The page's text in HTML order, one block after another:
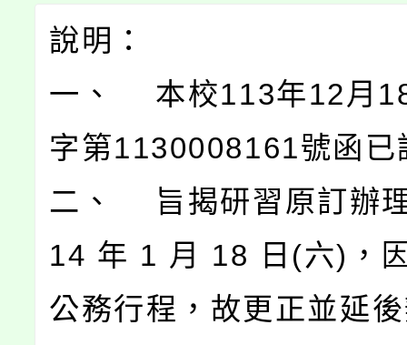
說明：
一、 本校113年12月
字第1130008161號函已
二、 旨揭研習原訂辦
14 年 1 月 18 日(六)，
公務行程，故更正並延